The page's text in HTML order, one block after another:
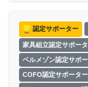
認定サポーター
家具組立認定サポー
ベルメゾン認定サポ
COFO認定サポーター